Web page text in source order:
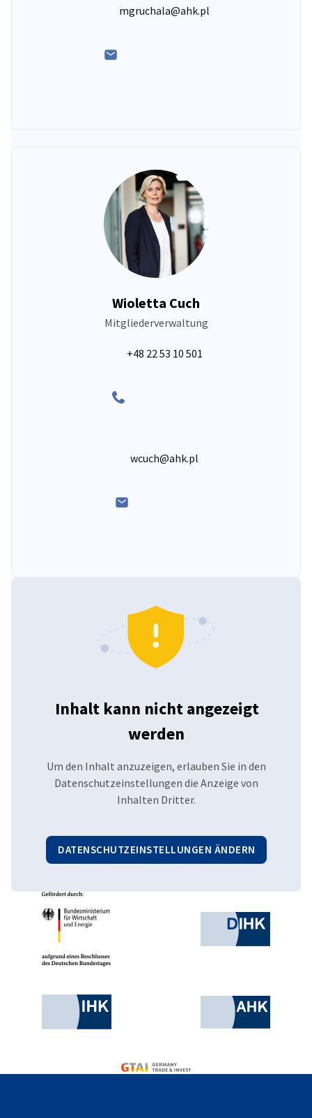
mgruchala@ahk.pl
Wioletta Cuch
Mitgliederverwaltung
+48 22 53 10 501
wcuch@ahk.pl
Inhalt kann nicht angezeigt
werden
Um den Inhalt anzuzeigen, erlauben Sie in den
Datenschutzeinstellungen die Anzeige von
Inhalten Dritter.
DATENSCHUTZEINSTELLUNGEN ÄNDERN
Partner
Industrie- und Handelskammer
Germany Trade & Invest